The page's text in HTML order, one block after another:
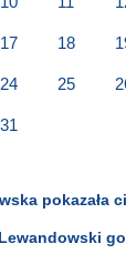
17 18
24 25
31
pokazała